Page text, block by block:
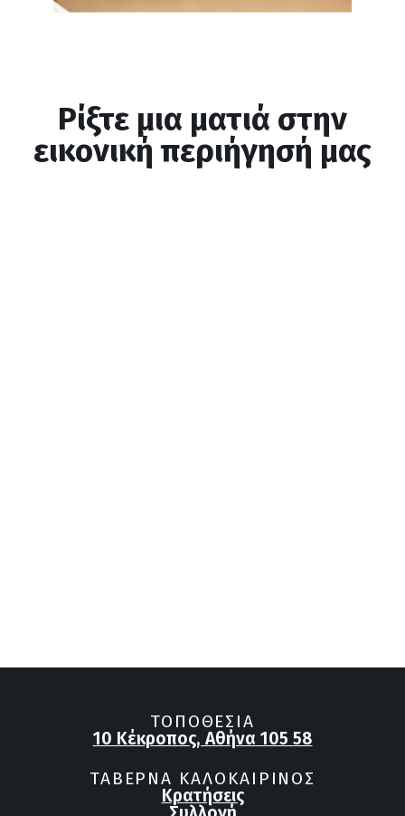
Ρίξτε μια ματιά στην
εικονική περιήγησή μας
ΤΟΠΟΘΕΣΊΑ
10 Κέκροπος, Αθήνα 105 58
ΤΑΒΕΡΝΑ ΚΑΛΟΚΑΙΡΙΝΟΣ
Κρατήσεις